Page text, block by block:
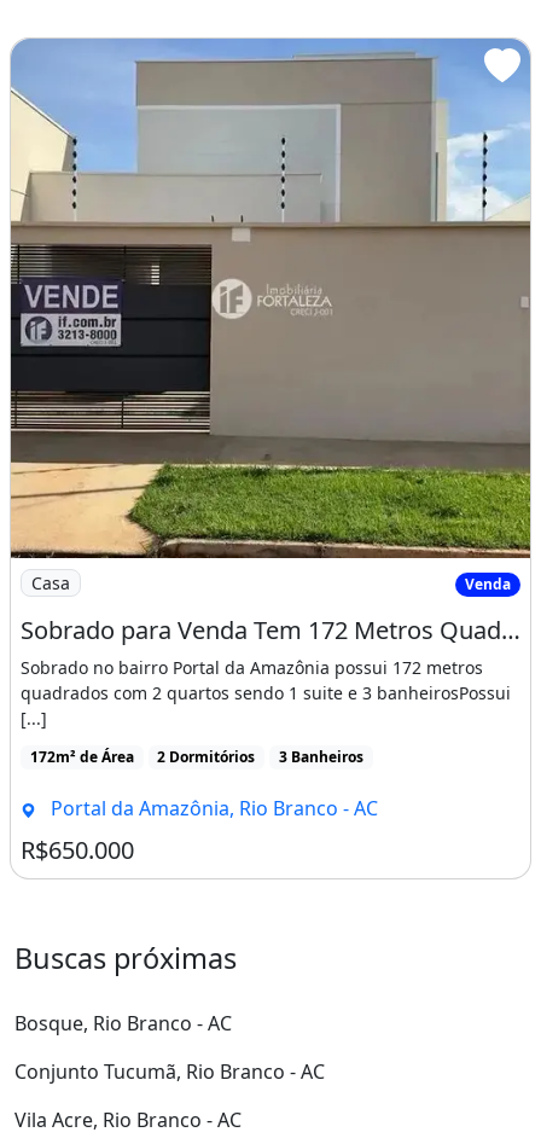
Imagem: Sobrado para Venda Tem 172 Metros
Casa Venda
Sobrado para Venda Tem 172 Metros Quadrados com 2 Quartos em Portal da Amazônia - Rio
Sobrado no bairro Portal da Amazônia possui 172 metros
quadrados com 2 quartos sendo 1 suite e 3 banheirosPossui
[...]
172m² de Área 2 Dormitórios 3 Banheiros
Portal da Amazônia, Rio Branco - AC
R$650.000
Buscas próximas
Bosque, Rio Branco - AC
Conjunto Tucumã, Rio Branco - AC
Vila Acre, Rio Branco - AC